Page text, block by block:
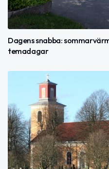
Dagens snabba:
temadagar